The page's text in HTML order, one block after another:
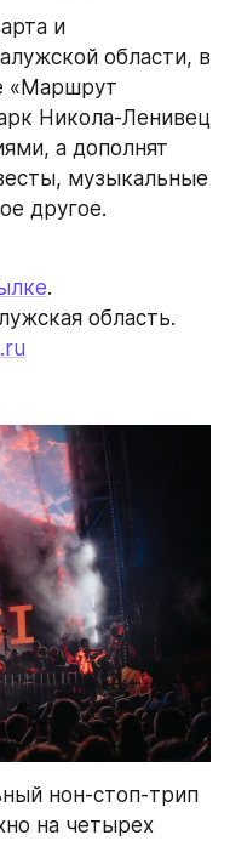
и
области, в
«Маршрут
Никола-Ленивец
а дополнят
музыкальные
другое.
.
область.
нон-стоп-трип
на четырех